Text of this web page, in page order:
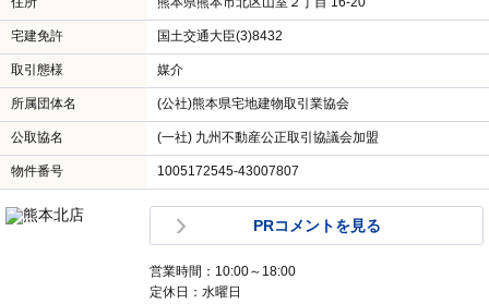
宅建免許 国土交通大臣(3)8432
取引態様 媒介
所属団体名 (公社)熊本県宅地建物取引業協会
公取協名 (一社) 九州不動産公正取引協議会加盟
物件番号 1005172545-43007807
PRコメントを見る
営業時間：10:00～18:00
定休日：水曜日